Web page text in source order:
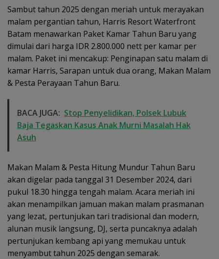
Sambut tahun 2025 dengan meriah untuk merayakan
malam pergantian tahun, Harris Resort Waterfront
Batam menawarkan Paket Kamar Tahun Baru yang
dimulai dari harga IDR 2.800.000 nett per kamar per
malam. Paket ini mencakup: Penginapan satu malam di
kamar Harris, Sarapan untuk dua orang, Makan Malam
& Pesta Perayaan Tahun Baru.
BACA JUGA: Stop Penyelidikan, Polsek Lubuk
Baja Tegaskan Kasus Anak Murni Masalah Hak
Asuh
Makan Malam & Pesta Hitung Mundur Tahun Baru
akan digelar pada tanggal 31 Desember 2024, dari
pukul 18.30 hingga tengah malam. Acara meriah ini
akan menampilkan jamuan makan malam prasmanan
yang lezat, pertunjukan tari tradisional dan modern,
alunan musik langsung, DJ, serta puncaknya adalah
pertunjukan kembang api yang memukau untuk
menyambut tahun 2025 dengan semarak.